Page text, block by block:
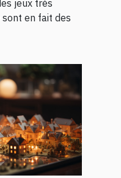
jeux très
sont en fait des